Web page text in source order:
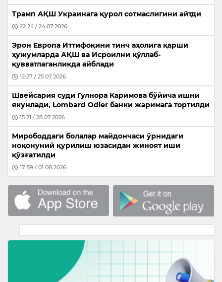
Трамп АҚШ Украинага қурол сотмаслигини айтди
22:24 / 24.07.2026
Эрон Европа Иттифоқини тинч аҳолига қарши
ҳужумларда АҚШ ва Исроилни қўллаб-
қувватлаганликда айблади
12:27 / 25.07.2026
Швейсария суди Гулнора Каримова бўйича ишни
якунлади, Lombard Odier банки жаримага тортилди
15:21 / 28.07.2026
Мирободдаги болалар майдончаси ўрнидаги
ноқонуний қурилиш юзасидан жиноят иши
қўзғатилди
17:59 / 01.08.2026